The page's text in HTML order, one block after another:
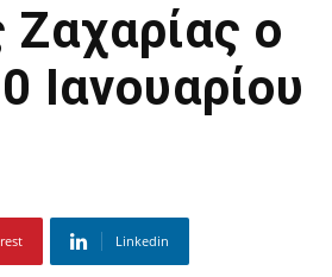
Ζαχαρίας ο
Ιανουαρίου
Linkedin